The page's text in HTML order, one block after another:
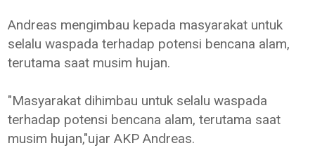
Andreas mengimbau kepada masyarakat untuk
selalu waspada terhadap potensi bencana alam,
terutama saat musim hujan.
"Masyarakat dihimbau untuk selalu waspada
terhadap potensi bencana alam, terutama saat
musim hujan,"ujar AKP Andreas.